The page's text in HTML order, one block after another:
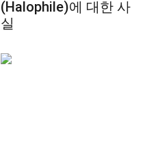
(Halophile)에 대한 사
실